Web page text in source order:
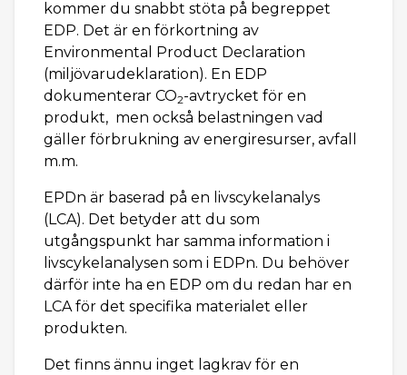
kommer du snabbt stöta på begreppet
EDP. Det är en förkortning av
Environmental Product Declaration
(miljövarudeklaration). En EDP
dokumenterar CO2-avtrycket för en
produkt, men också belastningen vad
gäller förbrukning av energiresurser, avfall
m.m.
EPDn är baserad på en livscykelanalys
(LCA). Det betyder att du som
utgångspunkt har samma information i
livscykelanalysen som i EDPn. Du behöver
därför inte ha en EDP om du redan har en
LCA för det specifika materialet eller
produkten.
Det finns ännu inget lagkrav för en